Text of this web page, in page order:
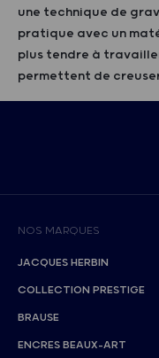
une technique de
pratique avec un
plus tendre à
permettent de
NOS MARQUES
JACQUES HERBIN
COLLECTION PRESTIGE
BRAUSE
ENCRES BEAUX-ART